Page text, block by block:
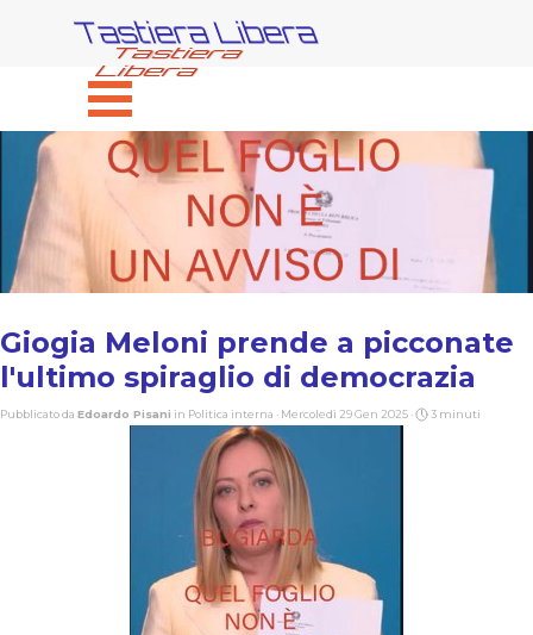
Tastiera Libera
Salta menù
Giogia Meloni prende a picconate
l'ultimo spiraglio di democrazia
Pubblicato da Edoardo Pisani in Politica interna · Mercoledì 29 Gen 2025 · 3 minuti